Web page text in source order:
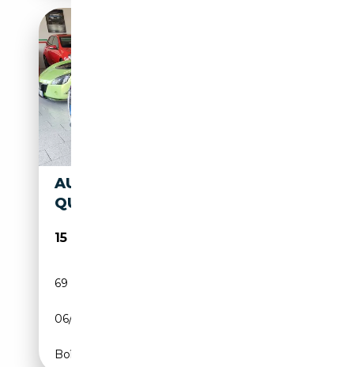
AUDI TT ROADSTER 2.0 TDI
QUATTRO
15 700€
69 000 km
06/2008
Boîte manuelle